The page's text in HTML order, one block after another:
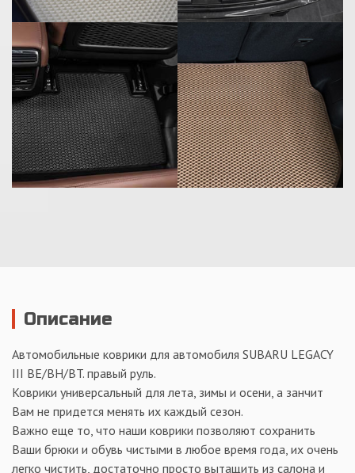
Описание
Автомобильные коврики для автомобиля SUBARU LEGACY
III BE/BH/BT. правый руль.
Коврики универсальный для лета, зимы и осени, а занчит
Вам не придется менять их каждый сезон.
Важно еще то, что наши коврики позволяют сохранить
Ваши брюки и обувь чистыми в любое время года, их очень
легко чистить, достаточно просто вытащить из салона и